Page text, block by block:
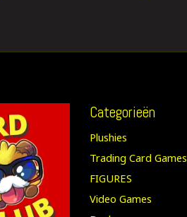
Categorieën
Plushies
Trading Card Games
FIGURES
Video Games